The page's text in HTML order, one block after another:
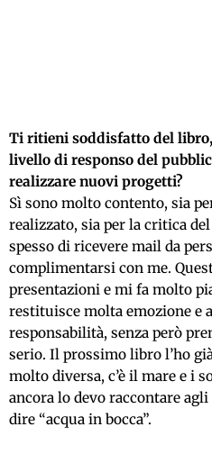
Ti ritieni soddisfatto del
livello di responso del
realizzare nuovi progetti?
Sì sono molto contento, sia
realizzato, sia per la critica
spesso di ricevere mail da
complimentarsi con me.
presentazioni e mi fa molto
restituisce molta emozione e
responsabilità, senza però
serio. Il prossimo libro l’ho
molto diversa, c’è il mare e i
ancora lo devo raccontare
dire “acqua in bocca”.